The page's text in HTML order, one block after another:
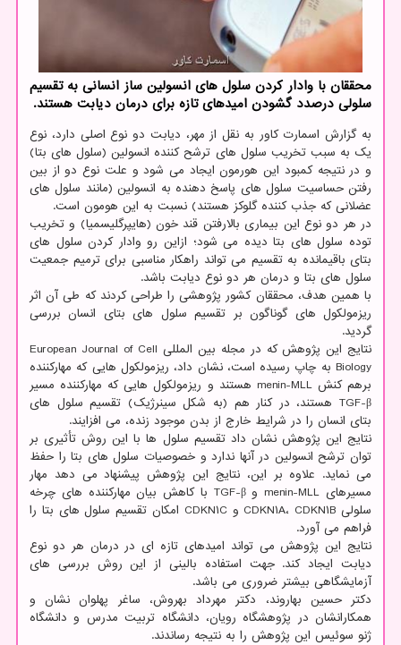
محققان با وادار كردن سلول های انسولین ساز انسانی به تقسیم
سلولی درصدد گشودن امیدهای تازه برای درمان دیابت هستند.
به گزارش اسمارت کاور به نقل از مهر، دیابت دو نوع اصلی دارد، نوع
یک به سبب تخریب سلول های ترشح کننده انسولین (سلول های بتا)
و در نتیجه کمبود این هورمون ایجاد می شود و علت نوع دو از بین
رفتن حساسیت سلول های پاسخ دهنده به انسولین (مانند سلول های
عضلانی که جذب کننده گلوکز هستند) نسبت به این هومون است.
در هر دو نوع این بیماری بالارفتن قند خون (هایپرگلیسمیا) و تخریب
توده سلول های بتا دیده می شود؛ ازاین رو وادار کردن سلول های
بتای باقیمانده به تقسیم می تواند راهکار مناسبی برای ترمیم جمعیت
سلول های بتا و درمان هر دو نوع دیابت باشد.
با همین هدف، محققان کشور پژوهشی را طراحی کردند که طی آن اثر
ریزمولکول های گوناگون بر تقسیم سلول های بتای انسان بررسی
گردید.
نتایج این پژوهش که در مجله بین المللی European Journal of Cell
Biology به چاپ رسیده است، نشان داد، ریزمولکول هایی که مهارکننده
برهم کنش menin-MLL هستند و ریزمولکول هایی که مهارکننده مسیر
TGF-β هستند، در کنار هم (به شکل سینرژیک) تقسیم سلول های
بتای انسان را در شرایط خارج از بدن موجود زنده، می افزایند.
نتایج این پژوهش نشان داد تقسیم سلول ها با این روش تأثیری بر
توان ترشح انسولین در آنها ندارد و خصوصیات سلول های بتا را حفظ
می نماید. علاوه بر این، نتایج این پژوهش پیشنهاد می دهد مهار
مسیرهای menin-MLL و TGF-β با کاهش بیان مهارکننده های چرخه
سلولی CDKN۱A، CDKN۱B و CDKN۱C امکان تقسیم سلول های بتا را
فراهم می آورد.
نتایج این پژوهش می تواند امیدهای تازه ای در درمان هر دو نوع
دیابت ایجاد کند. جهت استفاده بالینی از این روش بررسی های
آزمایشگاهی بیشتر ضروری می باشد.
دکتر حسین بهاروند، دکتر مهرداد بهروش، ساغر پهلوان نشان و
همکارانشان در پژوهشگاه رویان، دانشگاه تربیت مدرس و دانشگاه
ژنو سوئیس این پژوهش را به نتیجه رساندند.